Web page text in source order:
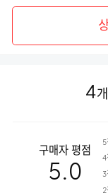
4
구매자 평점
5.0
5
4
3
2